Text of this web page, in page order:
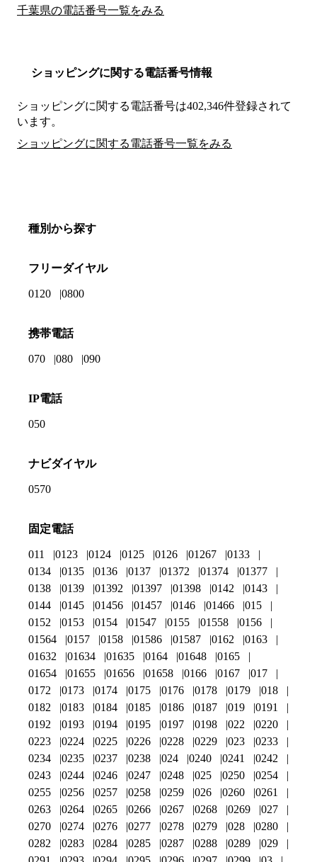
千葉県の電話番号一覧をみる
ショッピングに関する電話番号情報
ショッピングに関する電話番号は402,346件登録されて
います。
ショッピングに関する電話番号一覧をみる
種別から探す
フリーダイヤル
0120 0800
携帯電話
070 080 090
IP電話
050
ナビダイヤル
0570
固定電話
011 0123 0124 0125 0126 01267
0133
0134
0135 0136 0137 01372 01374
01377
0138
0139 01392 01397 01398 0142
0143
0144
0145 01456 01457 0146 01466
015
0152
0153 0154 01547 0155 01558
0156
01564
0157 0158 01586 01587 0162
0163
01632
01634 01635 0164 01648
0165
01654
01655 01656 01658 0166 0167
017
0172
0173 0174 0175 0176 0178 0179
018
0182
0183 0184 0185 0186 0187 019
0191
0192
0193 0194 0195 0197 0198 022
0220
0223
0224 0225 0226 0228 0229 023
0233
0234
0235 0237 0238 024 0240 0241
0242
0243
0244 0246 0247 0248 025 0250
0254
0255
0256 0257 0258 0259 026 0260
0261
0263
0264 0265 0266 0267 0268 0269
027
0270
0274 0276 0277 0278 0279 028
0280
0282
0283 0284 0285 0287 0288 0289
029